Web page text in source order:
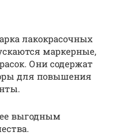
лакокрасочных
маркерные,
Они содержат
для повышения
выгодным